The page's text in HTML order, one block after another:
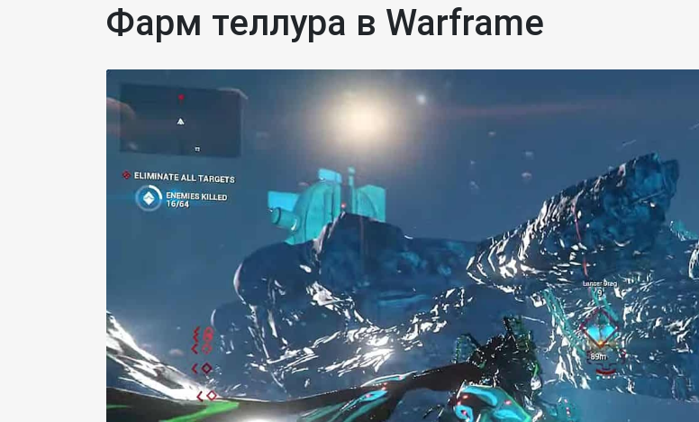
Фарм теллура в Warframe